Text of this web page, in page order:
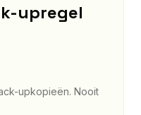
upregel
upkopieën. Nooit